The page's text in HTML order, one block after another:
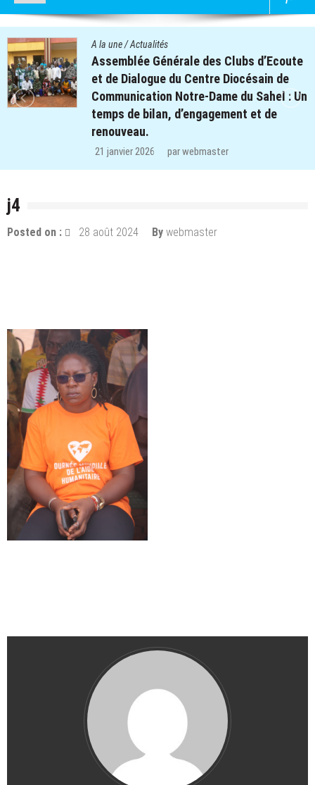
des Clubs d’Ecoute
du Centre Diocésain de
Notre-Dame du Sahel : Un
d’engagement et de
Quatre
des clubs
retrouvent
régions
j4
Posted on : 28 août 2024 By webmaster